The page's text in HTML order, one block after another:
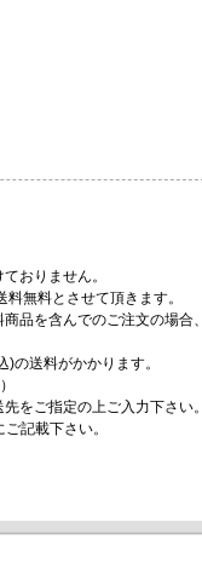
おりません。
無料とさせて頂きます。
品を含んでのご注文の場合、
の送料がかかります。
をご指定の上ご入力下さい。
記載下さい。